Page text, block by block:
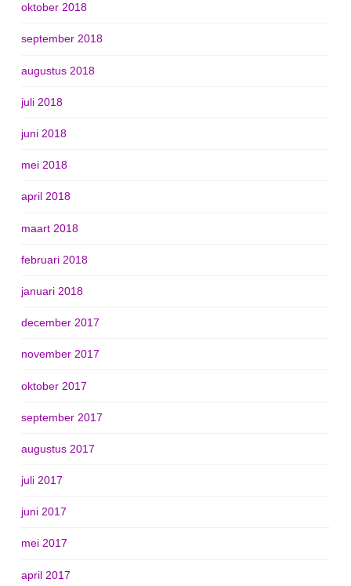
oktober 2018
september 2018
augustus 2018
juli 2018
juni 2018
mei 2018
april 2018
maart 2018
februari 2018
januari 2018
december 2017
november 2017
oktober 2017
september 2017
augustus 2017
juli 2017
juni 2017
mei 2017
april 2017